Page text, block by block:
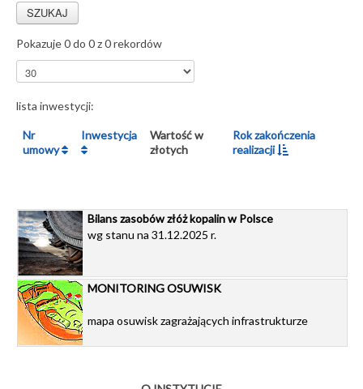
Pokazuje 0 do 0 z 0 rekordów
lista inwestycji:
Nr
umowy
Inwestycja
Wartość w
złotych
Rok zakończenia
realizacji
Bilans zasobów złóż kopalin w Polsce
wg stanu na 31.12.2025 r.
MONITORING OSUWISK
mapa osuwisk zagrażających infrastrukturze